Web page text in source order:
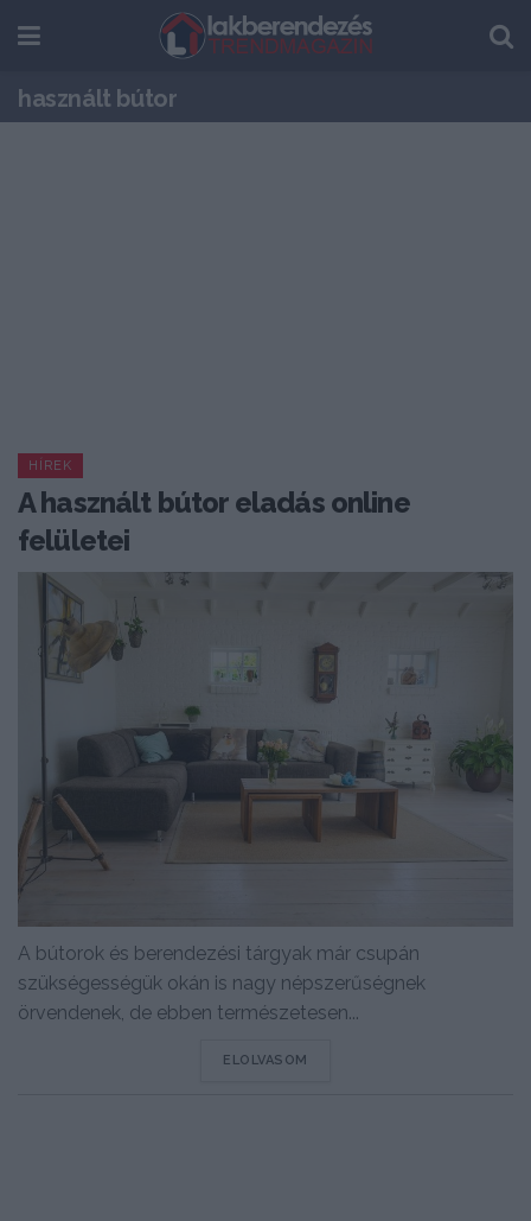
használt bútor
HÍREK
A használt bútor eladás online
felületei
A bútorok és berendezési tárgyak már csupán
szükségességük okán is nagy népszerűségnek
örvendenek, de ebben természetesen...
ELOLVASOM